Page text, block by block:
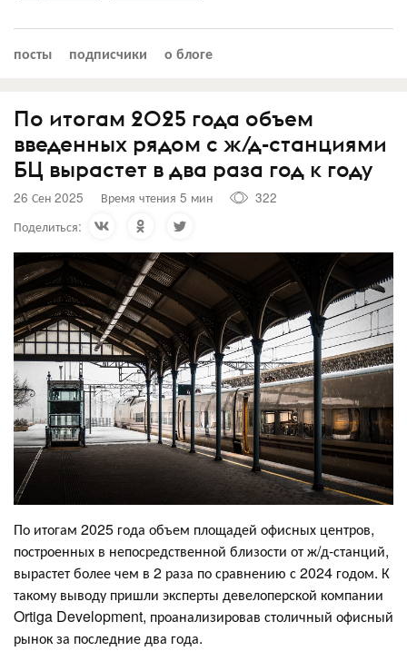
посты подписчики о блоге
По итогам 2025 года объем
введенных рядом с ж/д-станциями
БЦ вырастет в два раза год к году
26 Сен 2025 Время чтения 5 мин
322
Поделиться:
По итогам 2025 года объем площадей офисных центров,
построенных в непосредственной близости от ж/д-станций,
вырастет более чем в 2 раза по сравнению с 2024 годом. К
такому выводу пришли эксперты девелоперской компании
Ortiga Development, проанализировав столичный офисный
рынок за последние два года.